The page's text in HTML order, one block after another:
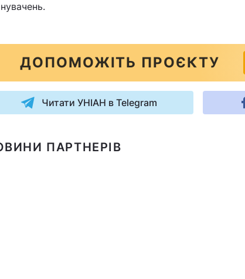
ДОПОМОЖІТЬ ПРОЄКТУ
Читати УНІАН в Telegram
ПАРТНЕРІВ